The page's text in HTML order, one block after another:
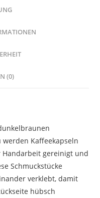
(0)
Kaffeekapseln
gereinigt und
Schmuckstücke
verklebt, damit
hübsch